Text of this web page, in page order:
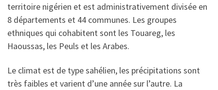
territoire nigérien et est administrativement divisée en
8 départements et 44 communes. Les groupes
ethniques qui cohabitent sont les Touareg, les
Haoussas, les Peuls et les Arabes.
Le climat est de type sahélien, les précipitations sont
très faibles et varient d’une année sur l’autre. La